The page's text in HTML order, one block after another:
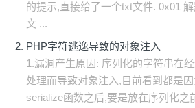
的提示,直接给了一个txt文件. 0x01
文 ...
PHP字符逃逸导致的对象注入
1.漏洞产生原因: 序列化的字符串在
处理而导致对象注入,目前看到都是
serialize函数之后,要是放在序列化之